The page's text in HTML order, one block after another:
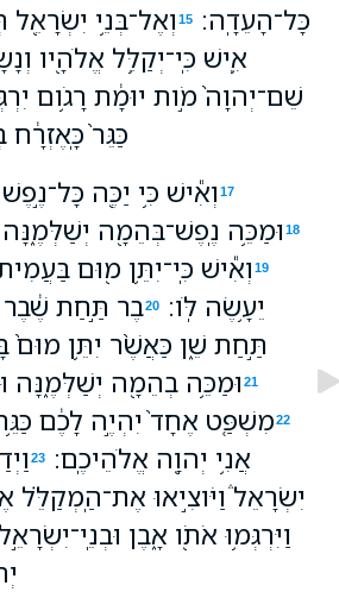
כָּל־הָעֵדָֽה׃
15 וְאֶל־בְּנֵ֥י
אִ֛ישׁ כִּֽי־יְקַלֵּ֥ל אֱלֹהָ֖יו
שֵׁם־יְהוָה֙ מֹ֣ות יוּמָ֔ת רָגֹ֥ום
כַּגֵּר֙ כָּֽאֶזְרָ֔ח
17 וְאִ֕ישׁ כִּ֥י יַכֶּ֖ה
18 וּמַכֵּ֥ה נֶֽפֶשׁ־בְּהֵמָ֖ה
19 וְאִ֕ישׁ כִּֽי־יִתֵּ֥ן מ֖וּם
יֵעָ֥שֶׂה לֹּֽו׃
20בֶר תַּ֣חַת שֶׁ֔בֶר
תַּ֣חַת שֵׁ֑ן כַּאֲשֶׁ֨ר יִתֵּ֥ן מוּם֙
21 וּמַכֵּ֥ה בְהֵמָ֖ה יְשַׁלְּמֶ֑נָּה
22מִשְׁפַּ֤ט אֶחָד֙ יִהְיֶ֣ה לָכֶ֔ם
אֲנִ֥י יְהוָ֖ה אֱלֹהֵיכֶֽם׃
23
יִשְׂרָאֵל֒ וַיֹּוצִ֣יאוּ אֶת־הַֽמְקַלֵּ֗ל
וַיִּרְגְּמ֥וּ אֹתֹ֖ו אָ֑בֶן